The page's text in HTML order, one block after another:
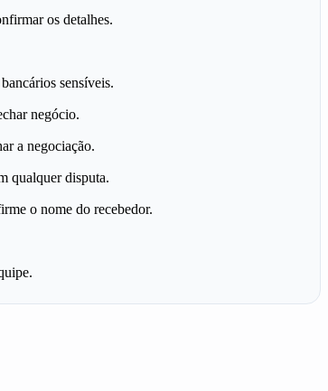
os detalhes.
sensíveis.
negócio.
a negociação.
qualquer disputa.
o nome do recebedor.